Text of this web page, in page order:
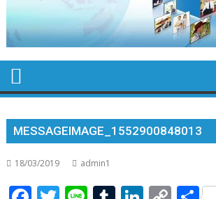
MESSAGEIMAGE_1552900848013
18/03/2019 admin1